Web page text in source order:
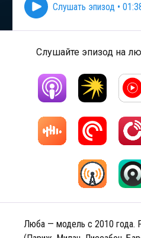
Слушать эпизод •
Слушайте эпизод на
Люба — модель с 2010 года.